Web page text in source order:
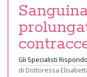
Gli Specialisti
di Dottoressa